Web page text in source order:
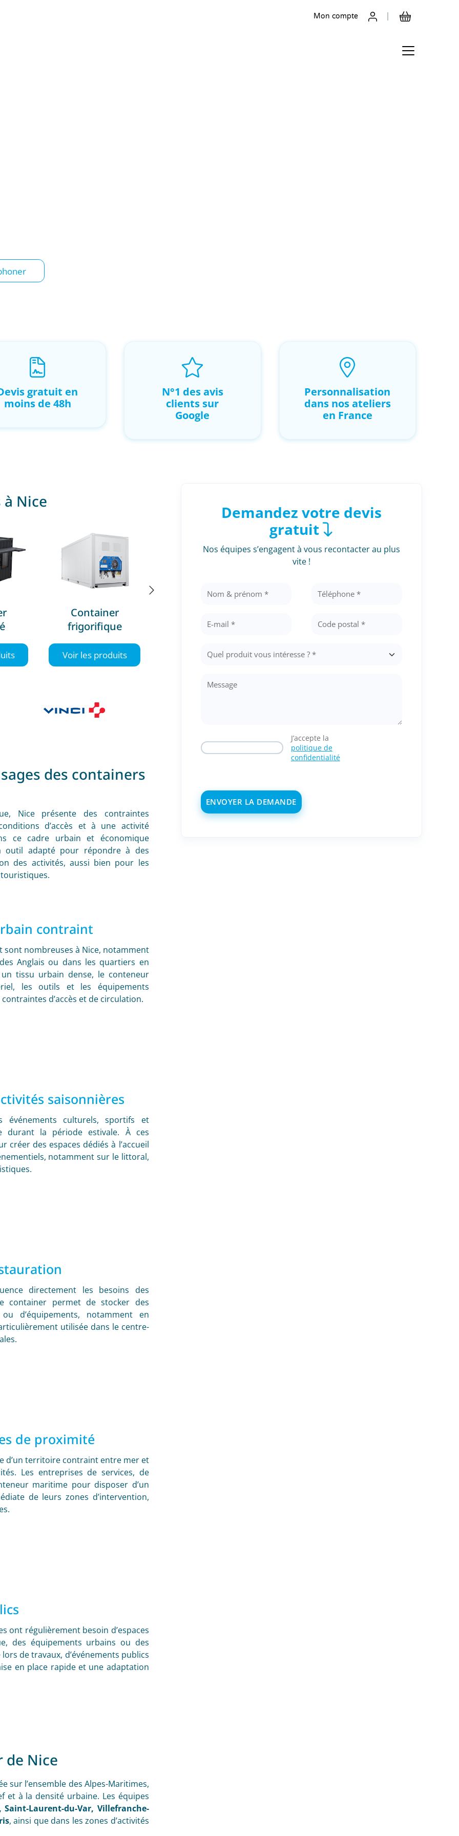
Mon compte
gratuit en
moins de 48h
N°1 des avis
clients sur
Google
Personnalisation
dans nos ateliers
en France
Nice
Container 20 pieds
Voir les produits
d'occasion
Voir les produits
des containers
Nice présente des contraintes
d’accès et à une activité
ce cadre urbain et économique
outil adapté pour répondre à des
des activités, aussi bien pour les
contraint
sont nombreuses à Nice, notamment
Anglais ou dans les quartiers en
tissu urbain dense, le conteneur
les outils et les équipements
d’accès et de circulation.
saisonnières
événements culturels, sportifs et
durant la période estivale. À ces
créer des espaces dédiés à l’accueil
notamment sur le littoral,
directement les besoins des
container permet de stocker des
d’équipements, notamment en
utilisée dans le centre-
de proximité
d’un territoire contraint entre mer et
Les entreprises de services, de
maritime pour disposer d’un
de leurs zones d’intervention,
ont régulièrement besoin d’espaces
des équipements urbains ou des
de travaux, d’événements publics
en place rapide et une adaptation
de Nice
sur l’ensemble des Alpes-Maritimes,
et à la densité urbaine. Les équipes
Saint-Laurent-du-Var, Villefranche-
, ainsi que dans les zones d’activités
Demandez votre devis
gratuit
Nos équipes s’engagent à vous recontacter au plus
vite !
J’accepte la
politique de
confidentialité